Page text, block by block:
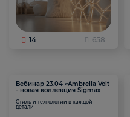
14 658
Вебинар 23.04 «Ambrella Volt
- новая коллекция Sigma»
Стиль и технологии в каждой
детали